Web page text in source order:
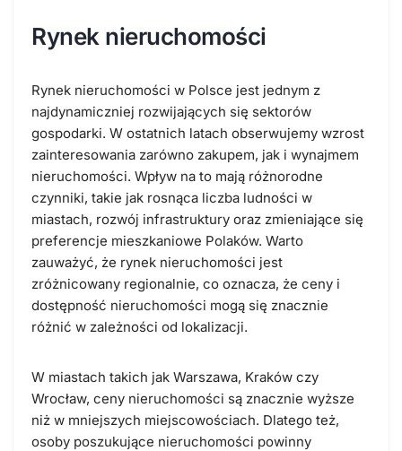
Rynek nieruchomości
Rynek nieruchomości w Polsce jest jednym z
najdynamiczniej rozwijających się sektorów
gospodarki. W ostatnich latach obserwujemy wzrost
zainteresowania zarówno zakupem, jak i wynajmem
nieruchomości. Wpływ na to mają różnorodne
czynniki, takie jak rosnąca liczba ludności w
miastach, rozwój infrastruktury oraz zmieniające się
preferencje mieszkaniowe Polaków. Warto
zauważyć, że rynek nieruchomości jest
zróżnicowany regionalnie, co oznacza, że ceny i
dostępność nieruchomości mogą się znacznie
różnić w zależności od lokalizacji.
W miastach takich jak Warszawa, Kraków czy
Wrocław, ceny nieruchomości są znacznie wyższe
niż w mniejszych miejscowościach. Dlatego też,
osoby poszukujące nieruchomości powinny